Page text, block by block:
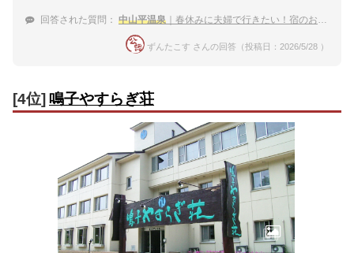
回答された質問： 中山平温泉 ｜春休みに夫婦で行きたい！宿のおすすめは？
ずんたこす さんの回答（投稿日：2026/5/28 ）
[4位] 鳴子やすらぎ荘